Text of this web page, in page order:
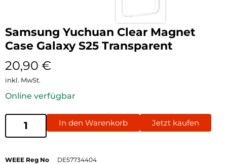
Samsung Yuchuan Clear Magnet
Case Galaxy S25 Transparent
20,90 €
inkl. MwSt.
Online verfügbar
In den Warenkorb Jetzt kaufen
WEEE Reg No
DE57734404